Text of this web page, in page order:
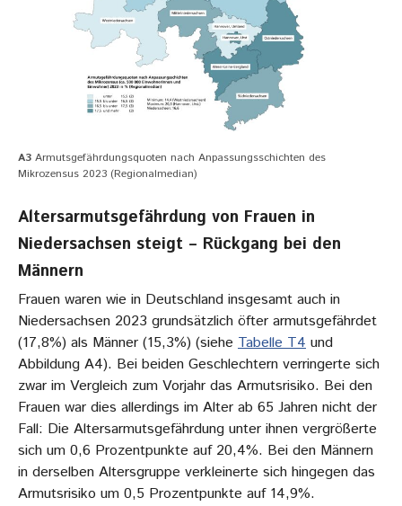
A3 Armutsgefährdungsquoten nach Anpassungsschichten des
Mikrozensus 2023 (Regionalmedian)
Altersarmutsgefährdung von Frauen in
Niedersachsen steigt – Rückgang bei den
Männern
Frauen waren wie in Deutschland insgesamt auch in
Niedersachsen 2023 grundsätzlich öfter armutsgefährdet
(17,8%) als Männer (15,3%) (siehe Tabelle T4 und
Abbildung A4). Bei beiden Geschlechtern verringerte sich
zwar im Vergleich zum Vorjahr das Armutsrisiko. Bei den
Frauen war dies allerdings im Alter ab 65 Jahren nicht der
Fall: Die Altersarmutsgefährdung unter ihnen vergrößerte
sich um 0,6 Prozentpunkte auf 20,4%. Bei den Männern
in derselben Altersgruppe verkleinerte sich hingegen das
Armutsrisiko um 0,5 Prozentpunkte auf 14,9%.